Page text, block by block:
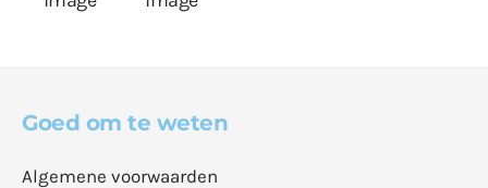
Goed om te weten
Algemene voorwaarden